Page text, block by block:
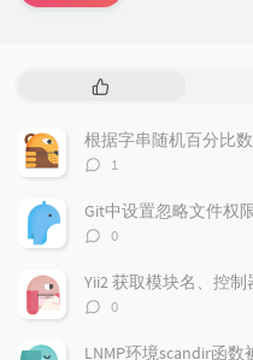
热
文
章
根据字串随机百分比
评
数：
1
Git中设置忽略文件权
评
数：
0
Yii2 获取模块名、控制
评
数：
0
LNMP环境scandir函